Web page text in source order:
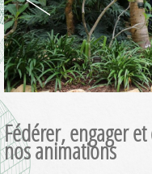
Fédérer, engager
nos animations